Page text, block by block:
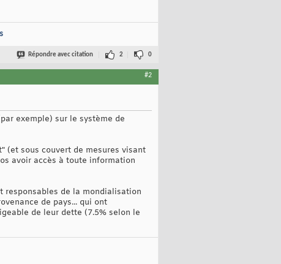
Répondre avec citation 2 0
#2
exemple) sur le système de
(et sous couvert de mesures visant
avoir accès à toute information
responsables de la mondialisation
de pays... qui ont
de leur dette (7.5% selon le